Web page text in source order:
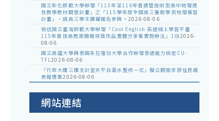
國立彰化師範大學辦理「115年至116年普通暨技術型高中物理適
性教學教材開發計畫」之「115學年度全國高三暑假學測物理複習
計畫」，請高三學生踴躍報名參與。 2026-08-06
檢送國立臺灣師範大學辦理「Cool English 英語線上學習平臺
115年普技高教案簡報得獎作品實體分享會實施辦法」1份2026-
08-06
國立高雄大學與泰國朱拉隆功大學合作辦理泰語能力檢定CU-
TFL2026-08-06
「行政大樓三樓主計室外平台漏水整修一式」擬公開徵求原住民廠
商報價單2026-08-06
網站連結